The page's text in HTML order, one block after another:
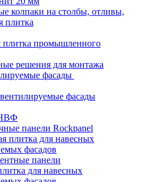
колпаки на столбы, отливы,
плитка
плитка промышленного
решения для монтажа
фасады
фасады
панели Rockpanel
плитка для навесных
фасадов
панели
для навесных